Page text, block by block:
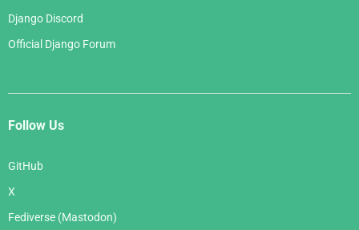
Django Discord
Official Django Forum
Follow Us
GitHub
X
Fediverse (Mastodon)